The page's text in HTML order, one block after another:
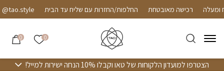
Skip to Content רכישה מאובטחת החלפות/החזרות עם שליח עד הבית
0 הרשימה
0
הצטרפו למועדון הלקוחות של טאו וקבלו 10% הנחה ישירות למייל!
בחזרה למעלה